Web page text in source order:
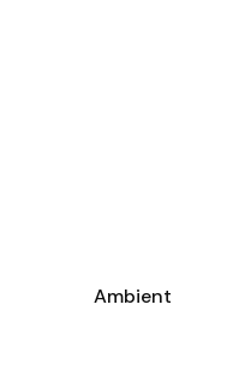
Ambient